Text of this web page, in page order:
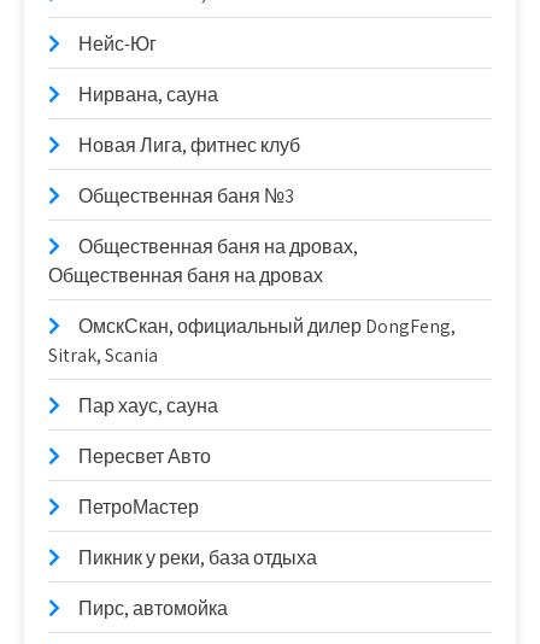
Нейс-Юг
Нирвана, сауна
Новая Лига, фитнес клуб
Общественная баня №3
Общественная баня на дровах,
Общественная баня на дровах
ОмскСкан, официальный дилер DongFeng,
Sitrak, Scania
Пар хаус, сауна
Пересвет Авто
ПетроМастер
Пикник у реки, база отдыха
Пирс, автомойка